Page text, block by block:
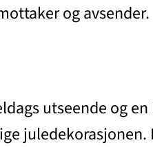
og avsender.
utseende og